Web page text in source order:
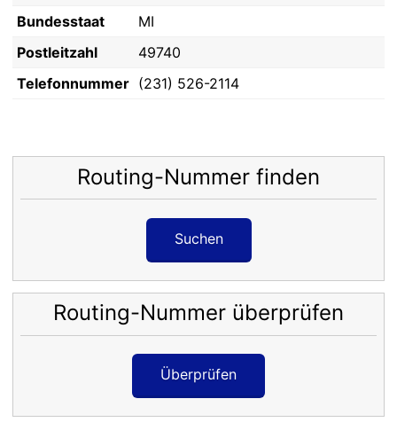
Bundesstaat
MI
Postleitzahl
49740
Telefonnummer (231) 526-2114
Routing-Nummer finden
Suchen
Routing-Nummer überprüfen
Überprüfen